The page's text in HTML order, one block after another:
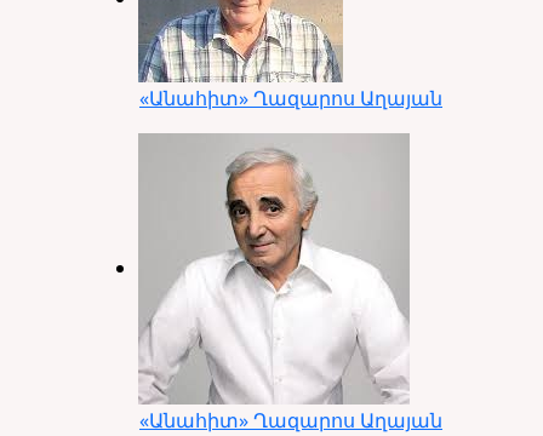
«Անահիտ» Ղազարոս Աղայան
«Անահիտ» Ղազարոս Աղայան